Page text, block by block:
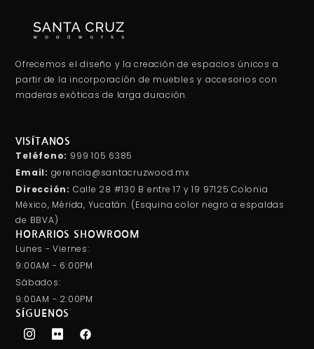
Ofrecemos el diseño y la creación de espacios únicos a
partir de la incorporación de muebles y accesorios con
maderas exóticas de larga duración.
VISÍTANOS
Teléfono: 999 105 6385
Email: gerencia@santacruzwood.mx
Dirección: Calle 28 #130 B entre 17 y 19 97125 Colonia
México, Mérida, Yucatán. (Esquina color negro a espaldas
de BBVA)
HORARIOS SHOWROOM
Lunes - Viernes:
9:00AM - 6:00PM
Sábados:
9:00AM - 2:00PM
SÍGUENOS